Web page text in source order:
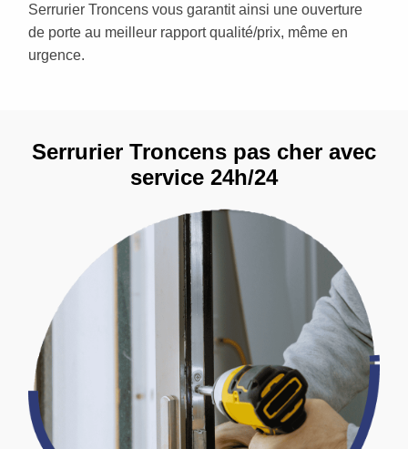
Serrurier Troncens vous garantit ainsi une ouverture
de porte au meilleur rapport qualité/prix, même en
urgence.
Serrurier Troncens pas cher avec
service 24h/24